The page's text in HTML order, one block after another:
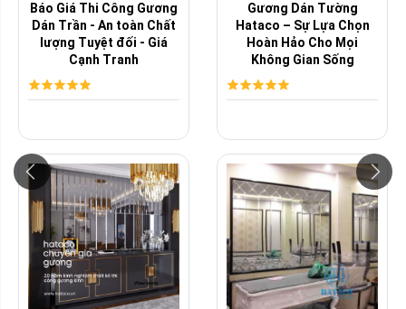
Báo Giá Thi Công Gương
Dán Trần - An toàn Chất
lượng Tuyệt đối - Giá
Cạnh Tranh
Gương Dán Tường
Hataco – Sự Lựa Chọn
Hoàn Hảo Cho Mọi
Không Gian Sống